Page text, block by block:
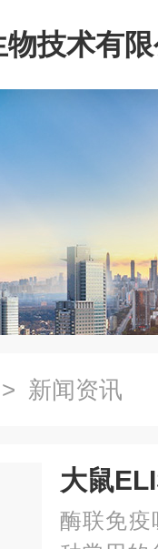
技术有
> 新闻资讯
酶联免疫